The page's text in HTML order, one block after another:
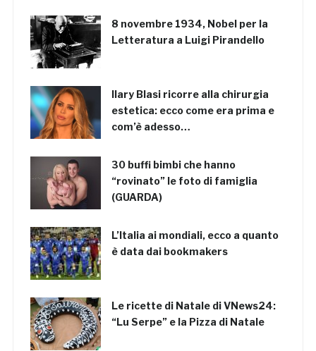
8 novembre 1934, Nobel per la
Letteratura a Luigi Pirandello
Ilary Blasi ricorre alla chirurgia
estetica: ecco come era prima e
com’è adesso…
30 buffi bimbi che hanno
“rovinato” le foto di famiglia
(GUARDA)
L’Italia ai mondiali, ecco a quanto
è data dai bookmakers
Le ricette di Natale di VNews24:
“Lu Serpe” e la Pizza di Natale